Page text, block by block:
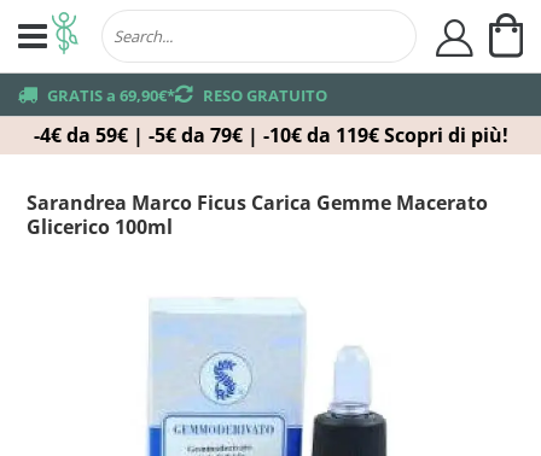
-4€ da 59€ | -5€ da 79€ | -10€ da 119€ Scopri di più!
truck GRATIS a 69,90€*returns RESO GRATUITO
user
Sarandrea Marco Ficus Carica Gemme Macerato
Glicerico 100ml